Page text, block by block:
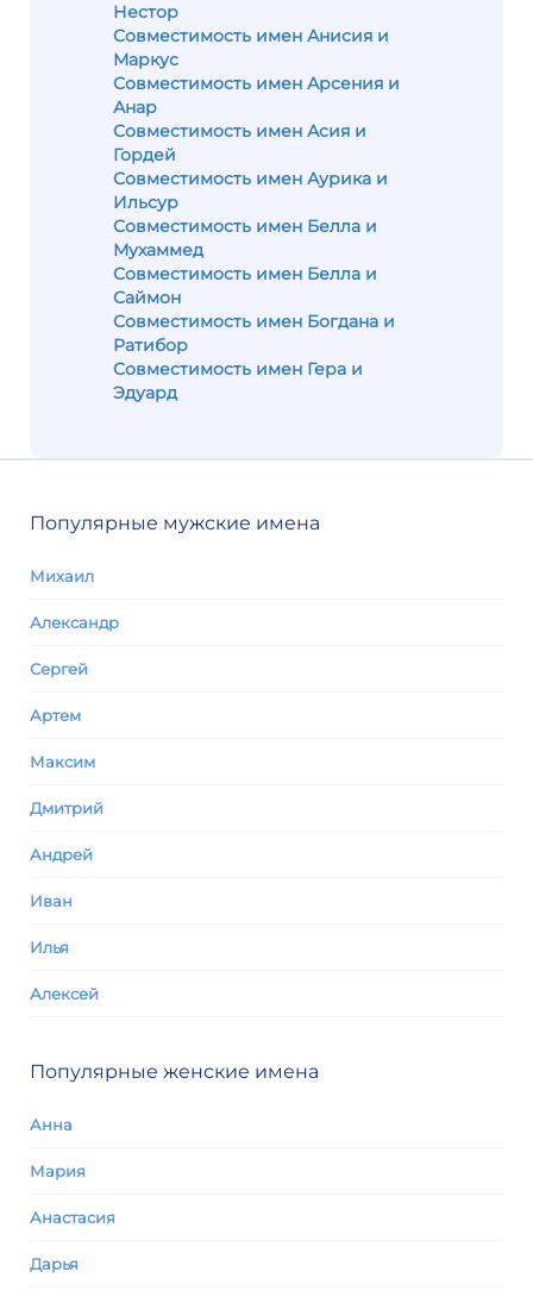
Нестор
Совместимость имен Анисия и
Маркус
Совместимость имен Арсения и
Анар
Совместимость имен Асия и
Гордей
Совместимость имен Аурика и
Ильсур
Совместимость имен Белла и
Мухаммед
Совместимость имен Белла и
Саймон
Совместимость имен Богдана и
Ратибор
Совместимость имен Гера и
Эдуард
Популярные мужские имена
Михаил
Александр
Сергей
Артем
Максим
Дмитрий
Андрей
Иван
Илья
Алексей
Популярные женские имена
Анна
Мария
Анастасия
Дарья